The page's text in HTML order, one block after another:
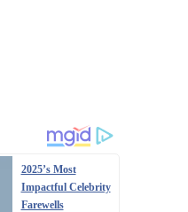
2025’s Most
Impactful Celebrity
Farewells